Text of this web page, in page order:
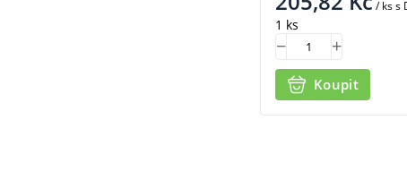
/ kss
1 ks
Koupit